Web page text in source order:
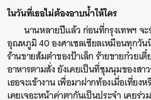
ในวันที่เธอไม่ต้องอาบน้ำให้ใคร
นานหลายปีแล้ว ก่อนที่กรุงเทพฯ จ
อุณหภูมิ 40 องศาเซลเซียลเหมือนทุกวัน
ร้านขายส้มตำของป้าเล็ก ร้ายขายก๋วยเ
อาหารตามสั่ง ยังเคยเป็นที่ชุมนุมของสา
เธอจะเข้างาน เพื่อมาฝากท้องเมื่อเที่ยง
เคยเจอะหน้าค่าตากันเป็นประจำ เคยร่ว